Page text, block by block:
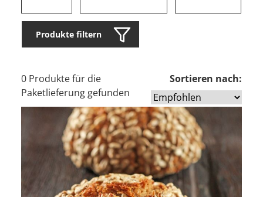
Produkte filtern
0 Produkte für die
Paketlieferung gefunden
Sortieren nach: